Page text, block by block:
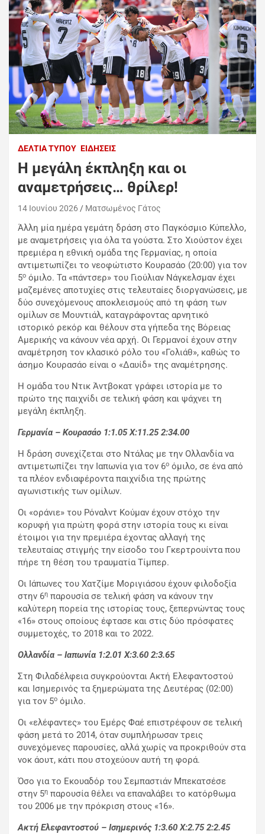
ΔΕΛΤΊΑ ΤΎΠΟΥ ΕΙΔΉΣΕΙΣ
Η μεγάλη έκπληξη και οι
αναμετρήσεις… θρίλερ!
14 Ιουνίου 2026 Ματσωμένος Γάτος
Άλλη μία ημέρα γεμάτη δράση στο Παγκόσμιο Κύπελλο,
με αναμετρήσεις για όλα τα γούστα. Στο Χιούστον έχει
πρεμιέρα η εθνική ομάδα της Γερμανίας, η οποία
αντιμετωπίζει το νεοφώτιστο Κουρασάο (20:00) για τον
5ο όμιλο. Τα «πάντσερ» του Γιούλιαν Νάγκελσμαν έχει
μαζεμένες αποτυχίες στις τελευταίες διοργανώσεις, με
δύο συνεχόμενους αποκλεισμούς από τη φάση των
ομίλων σε Μουντιάλ, καταγράφοντας αρνητικό
ιστορικό ρεκόρ και θέλουν στα γήπεδα της Βόρειας
Αμερικής να κάνουν νέα αρχή. Οι Γερμανοί έχουν στην
αναμέτρηση τον κλασικό ρόλο του «Γολιάθ», καθώς το
άσημο Κουρασάο είναι ο «Δαυίδ» της αναμέτρησης.
Η ομάδα του Ντικ Άντβοκατ γράφει ιστορία με το
πρώτο της παιχνίδι σε τελική φάση και ψάχνει τη
μεγάλη έκπληξη.
Γερμανία – Κουρασάο 1:1.05X:11.25 2:34.00
Η δράση συνεχίζεται στο Ντάλας με την Ολλανδία να
αντιμετωπίζει την Ιαπωνία για τον 6ο όμιλο, σε ένα από
τα πλέον ενδιαφέροντα παιχνίδια της πρώτης
αγωνιστικής των ομίλων.
Οι «οράνιε» του Ρόναλντ Κούμαν έχουν στόχο την
κορυφή για πρώτη φορά στην ιστορία τους κι είναι
έτοιμοι για την πρεμιέρα έχοντας αλλαγή της
τελευταίας στιγμής την είσοδο του Γκερτρουίντα που
πήρε τη θέση του τραυματία Τίμπερ.
Οι Ιάπωνες του Χατζίμε Μοριγιάσου έχουν φιλοδοξία
στην 6η παρουσία σε τελική φάση να κάνουν την
καλύτερη πορεία της ιστορίας τους, ξεπερνώντας τους
«16» στους οποίους έφτασε και στις δύο πρόσφατες
συμμετοχές, το 2018 και το 2022.
Ολλανδία – Ιαπωνία 1:2.01X:3.60 2:3.65
Στη Φιλαδέλφεια συγκρούονται Ακτή Ελεφαντοστού
και Ισημερινός τα ξημερώματα της Δευτέρας (02:00)
για τον 5ο όμιλο.
Οι «ελέφαντες» του Εμέρς Φαέ επιστρέφουν σε τελική
φάση μετά το 2014, όταν συμπλήρωσαν τρεις
συνεχόμενες παρουσίες, αλλά χωρίς να προκριθούν στα
νοκ άουτ, κάτι που στοχεύουν αυτή τη φορά.
Όσο για το Εκουαδόρ του Σεμπαστιάν Μπεκατσέσε
στην 5η παρουσία θέλει να επαναλάβει το κατόρθωμα
του 2006 με την πρόκριση στους «16».
Ακτή Ελεφαντοστού – Ισημερινός 1:3.60X:2.75 2:2.45